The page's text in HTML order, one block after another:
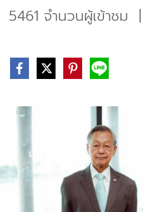
5461 จำนวนผู้เข้าชม |